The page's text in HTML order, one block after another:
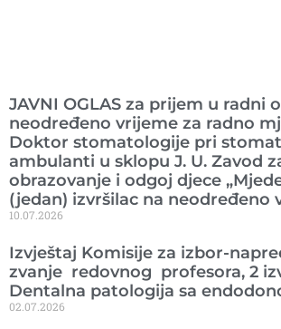
JAVNI OGLAS za prijem u radni
neodređeno vrijeme za radno
Doktor stomatologije pri
ambulanti u sklopu J. U. Zavod
obrazovanje i odgoj djece
(jedan) izvršilac na neodređeno
10.07.2026
Izvještaj Komisije za izbor-
zvanje redovnog profesora, 2
Dentalna patologija sa
02.07.2026